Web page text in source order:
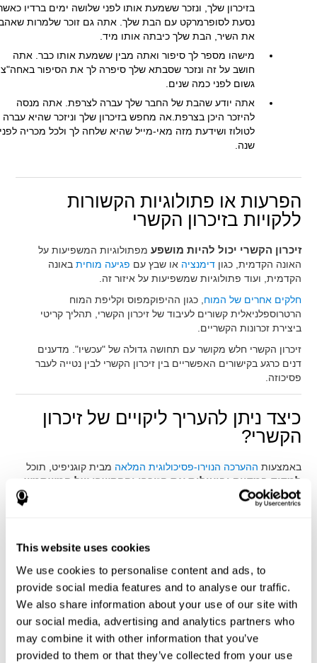
This website uses cookies
We use cookies to personalise content and ads, to
provide social media features and to analyse our traffic.
We also share information about your use of our site with
our social media, advertising and analytics partners who
may combine it with other information that you’ve
provided to them or that they’ve collected from your use
בזיכרון שלך, ונזכר ששמעת אותו לפני שלושה ימים ברדיו
נסעת לסופרמרקט עם הבת שלך. אתה גם זוכר שלמרות
את השיר, הבת שלך כיבתה אותו מיד.
מישהו מספר לך סיפור ואתה מבין ששמעת אותו כבר. אתה
חושב על זה ונזכר שסבתא שלך סיפרה לך את הסיפור באחה"צ
גשום לפני כמה שנים.
אתה יודע שהבת של החבר שלך עברה לצרפת. אתה מנסה
להיזכר היכן בצרפת.אה מחפש בזיכרון שלך וניזכר שהיא עברה
לטולוז ושידעת מזה מאי-מייל שהיא שלחה לך ולכל מכריה לפני
שנה.
הפרעות או פתולוגיות הקשורות
ללקויות בזיכרון הקשרי
זיכרון הקשרי יכול להיות מושפע מפתולוגיות המשפיעות על
האונה הקדמית, כגוןדימנציה או שבץ עם פגיעה מוחית באונה
הקדמית, ועוד פתולוגיות שמשפיעות על איזור זה.
חלקים אחרים של המוח , כגון ההיפוקמפוס וקליפת המוח
הרטרוספלניאלית קשורים לעיבוד של זיכרון הקשרי, תהליך קריטי
ביצירת זכרונות הקשריים.
זיכרון הקשרי חלש מקושר עם תחושה גדולה של "עכשיו". מדענים
דנים כרגע בקישורים האפשריים בין זיכרון הקשרי לבין נטייה לעבר
פסיכוזה.
כיצד ניתן להעריך ליקויים של זיכרון
הקשרי?
באמצעות ההערכה הנוירו-פסיכולוגית המלאה מבית קוגניפיט, תוכל
למדוד במדויק וביעילות את הזיכרו ןההקשרי של המשתמש
הסוללה להערכה קוגנטיבית מאפשרת לנו למדוד במדויק את הרמה
בשביל להעריך זיכרון הקשרי, אנו משתמשים במשימות
ספציפיות
אשר קיבלו השראה מהמבחן הקלאסי Contextual
Memory מאת Togalia (1993).נראה כי התדרדרות בזיכרון הקשרי
מקושרת לאומה הקדמית ולאו דווקא קשורה לגיל.
בעזרת
מבחן החקירה REST-COM ומבחן הזיהוי COM-NAM
לראות את רמות הסיווג של גירויים בזיכרון של המשתמש. אנו
מסוגלים לקבוע סיווגים אלו ע"י זיהוי דמיון באותה הקבוצה. אם כך,
זה יעזור בצפייה ביכולתו של המשתמש להוציא לפועל משימת זיהוי